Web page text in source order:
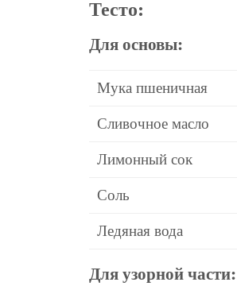
Тесто:
Для основы:
Мука пшеничная
Сливочное масло
Лимонный сок
Соль
Ледяная вода
Для узорной части: